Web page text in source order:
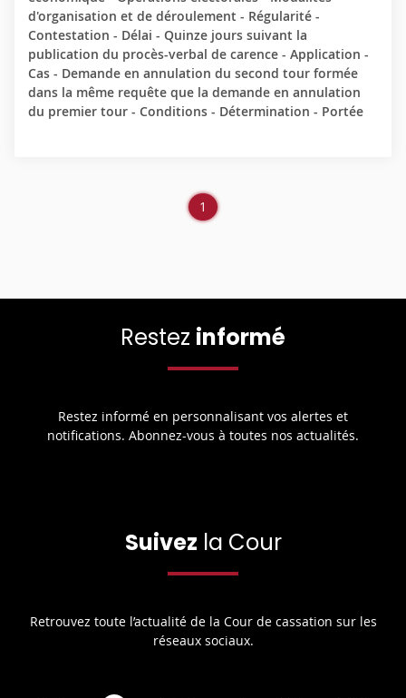
d'organisation et de déroulement - Régularité -
Contestation - Délai - Quinze jours suivant la
publication du procès-verbal de carence - Application -
Cas - Demande en annulation du second tour formée
dans la même requête que la demande en annulation
du premier tour - Conditions - Détermination - Portée
Page
courante
1
Restez informé
Restez informé en personnalisant vos alertes et
notifications. Abonnez-vous à toutes nos actualités.
Suivez la Cour
Retrouvez toute l’actualité de la Cour de cassation sur les
réseaux sociaux.